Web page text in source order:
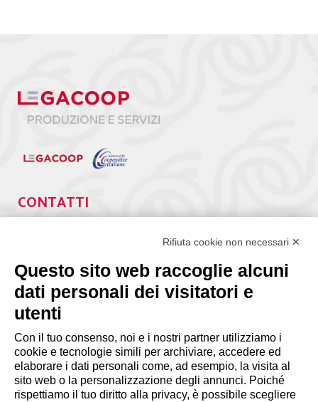
CONTATTI
segreteria@lps.coop
INFORMAZIONI
Rifiuta cookie non necessari ✕
Questo sito web raccoglie alcuni
dati personali dei visitatori e
utenti
Con il tuo consenso, noi e i nostri partner utilizziamo i
cookie e tecnologie simili per archiviare, accedere ed
elaborare i dati personali come, ad esempio, la visita al
sito web o la personalizzazione degli annunci. Poiché
rispettiamo il tuo diritto alla privacy, è possibile scegliere